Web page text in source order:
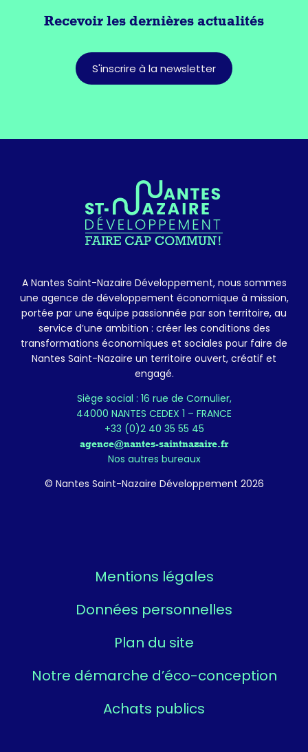
Recevoir les dernières actualités
S'inscrire à la newsletter
A Nantes Saint-Nazaire Développement, nous sommes
une agence de développement économique à mission,
portée par une équipe passionnée par son territoire, au
service d’une ambition : créer les conditions des
transformations économiques et sociales pour faire de
Nantes Saint-Nazaire un territoire ouvert, créatif et
engagé.
Siège social : 16 rue de Cornulier,
44000 NANTES CEDEX 1 – FRANCE
+33 (0)2 40 35 55 45
agence@nantes-saintnazaire.fr
Nos autres bureaux
© Nantes Saint-Nazaire Développement 2026
Mentions légales
Données personnelles
Plan du site
Notre démarche d’éco-conception
Achats publics